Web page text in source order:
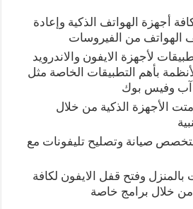
أجهزة الهواتف الذكية وإعادة
الهواتف من الفيروسات
لأجهزة الايفون والاندرويد
بأهم التطبيقات الخاصة مثل
آب وفيس بوك
الأجهزة الذكية من خلال
صيانة وتصليح تليفونات مع
بالمنزل وفتح قفل الايفون لكافة
من خلال برامج خاصة